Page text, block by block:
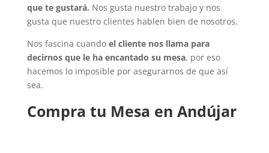
que te gustará. Nos gusta nuestro trabajo y nos
gusta que nuestro clientes hablen bien de nosotros.
Nos fascina cuando el cliente nos llama para
decirnos que le ha encantado su mesa, por eso
hacemos lo imposible por asegurarnos de que así
sea.
Compra tu Mesa en Andújar